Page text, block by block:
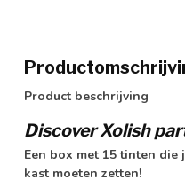
Product beschrijving
Discover Xolish
Een box met 15 tinten
kast moeten zetten!